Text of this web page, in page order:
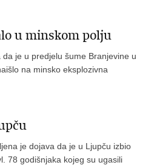
u minskom polju
je u predjelu šume Branjevine u
na minsko eksplozivna
je dojava da je u Ljupču izbio
78 godišnjaka kojeg su ugasili